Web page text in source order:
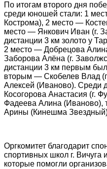
По итогам второго дня
среди юношей стали: 1
Кострома), 2 место —
место — Янкович Иван (г.
дистанции 3 км золото у
2 место — Добрецова
Заборова Алёна (г.
дистанции 3 км первым
вторым — Скобелев Влад
Алексей (Иваново). Среди
Косогорова Анастасия (г.
Фадеева Алина (Иваново),
Арины (Кинешма
Оргкомитет благодарит
спортивных школ г. Вичуга
которые помогли